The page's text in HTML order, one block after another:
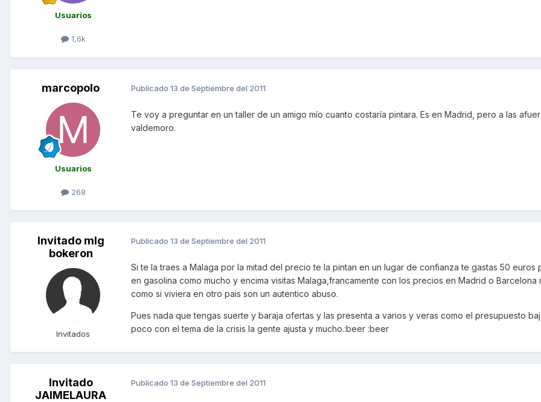
Usuarios
1,6k
marcopolo
Usuarios
268
Publicado 13 de Septiembre del 2011
Te voy a preguntar en un taller de un amigo mío cuanto costaría pintara. Es en Madrid, pero a las
valdemoro.
Invitado mlg
bokeron
Invitados
Publicado 13 de Septiembre del 2011
Si te la traes a Malaga por la mitad del precio te la pintan en un lugar de confianza te gastas 50 euros
en gasolina como mucho y encima visitas Malaga,francamente con los precios en Madrid o Barcelona
como si viviera en otro pais son un autentico abuso.
Pues nada que tengas suerte y baraja ofertas y las presenta a varios y veras como el presupuesto
poco con el tema de la crisis la gente ajusta y mucho.:beer :beer
Invitado
JAIMELAURA
Publicado 13 de Septiembre del 2011